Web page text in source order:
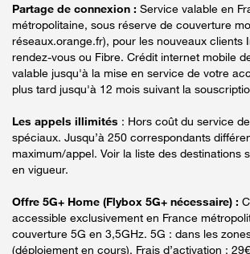
Partage de connexion : Service valable en
métropolitaine, sous réserve de couverture
réseaux.orange.fr), pour les nouveaux clients
rendez-vous ou Fibre. Crédit internet mobile
valable jusqu'à la mise en service de votre
plus tard jusqu'à 12 mois suivant la
Les appels illimités : Hors coût du service
spéciaux. Jusqu’à 250 correspondants
maximum/appel. Voir la liste des destinations
en vigueur.
Offre 5G+ Home (Flybox 5G+ nécessaire) :
accessible exclusivement en France
couverture 5G en 3,5GHz. 5G : dans les
(déploiement en cours). Frais d’activation :